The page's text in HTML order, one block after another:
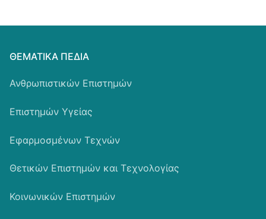
ΘΕΜΑΤΙΚΆ ΠΕΔΊΑ
Ανθρωπιστικών Επιστημών
Επιστημών Υγείας
Εφαρμοσμένων Τεχνών
Θετικών Επιστημών και Τεχνολογίας
Κοινωνικών Επιστημών